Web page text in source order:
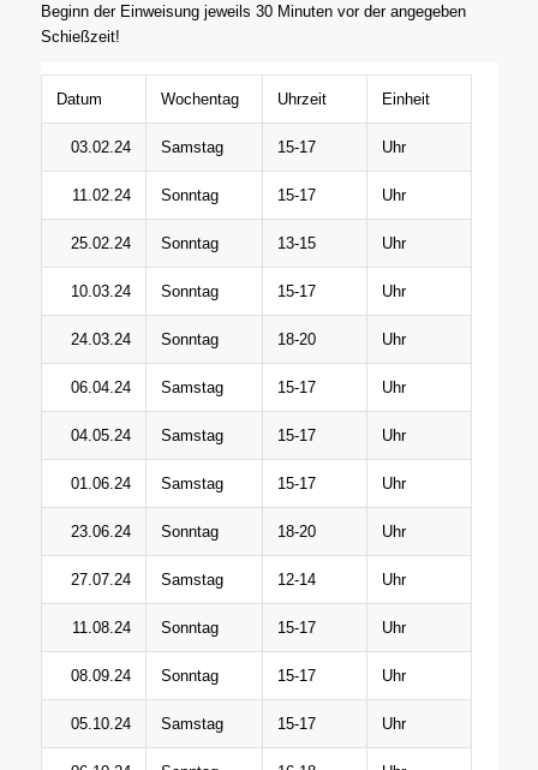
Beginn der Einweisung jeweils 30 Minuten vor der angegeben
Schießzeit!
Datum Wochentag Uhrzeit Einheit
03.02.24 Samstag 15-17 Uhr
11.02.24 Sonntag 15-17 Uhr
25.02.24 Sonntag 13-15 Uhr
10.03.24 Sonntag 15-17 Uhr
24.03.24 Sonntag 18-20 Uhr
06.04.24 Samstag 15-17 Uhr
04.05.24 Samstag 15-17 Uhr
01.06.24 Samstag 15-17 Uhr
23.06.24 Sonntag 18-20 Uhr
27.07.24 Samstag 12-14 Uhr
11.08.24 Sonntag 15-17 Uhr
08.09.24 Sonntag 15-17 Uhr
05.10.24 Samstag 15-17 Uhr